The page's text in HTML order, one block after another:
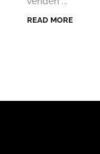
READ MORE